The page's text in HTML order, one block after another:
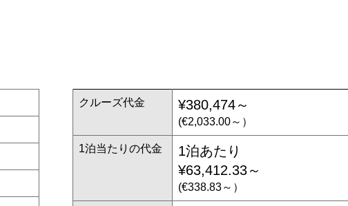
クルーズ代金 ¥380,474～
(€2,033.00～）
1泊当たりの代金
1泊あたり
¥63,412.33～
(€338.83～）